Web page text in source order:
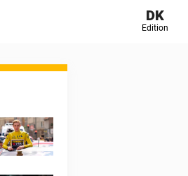
DK
Edition